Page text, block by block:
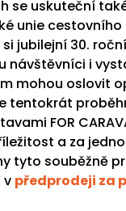
se uskuteční
unie cestovního
si jubilejní 30.
návštěvníci i
mohou oslovit
tentokrát
FOR
a za
tyto souběžně
v předprodeji za